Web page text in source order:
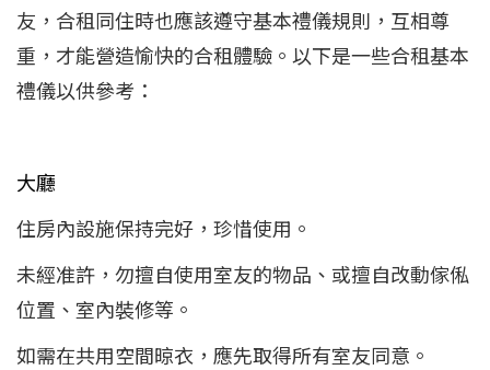
友，合租同住時也應該遵守基本禮儀規則，互相尊
重，才能營造愉快的合租體驗。以下是一些合租基本
禮儀以供參考：
大廳
住房內設施保持完好，珍惜使用。
未經准許，勿擅自使用室友的物品、或擅自改動傢俬
位置、室內裝修等。
如需在共用空間晾衣，應先取得所有室友同意。